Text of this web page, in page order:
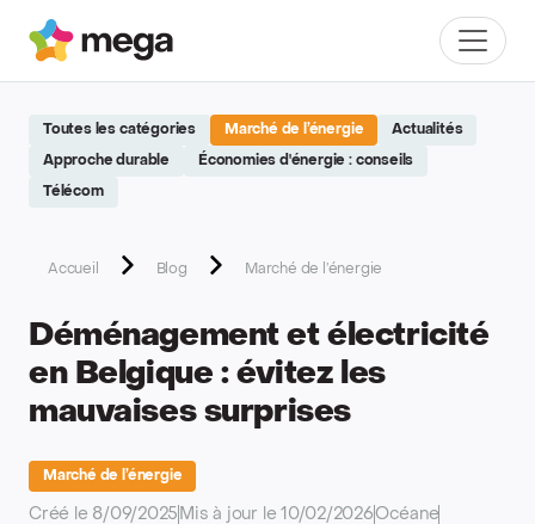
Mega Menu
Toutes les catégories Marché de l’énergie Actualités
Approche durable Économies d'énergie : conseils
Télécom
Accueil Blog Marché de l’énergie
Déménagement et électricité
en Belgique : évitez les
mauvaises surprises
Marché de l’énergie
Créé le 8/09/2025 Mis à jour le 10/02/2026Océane
Site réalisé par Softedge studio - https://softedge.be